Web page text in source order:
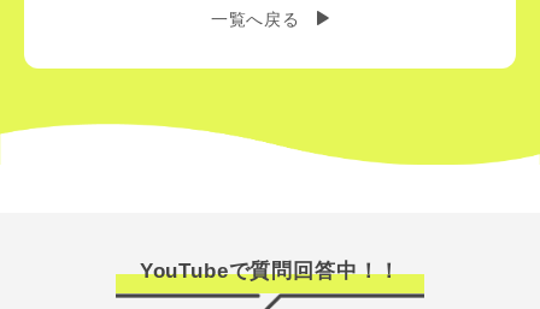
一覧へ戻る
YouTubeで質問回答中！！